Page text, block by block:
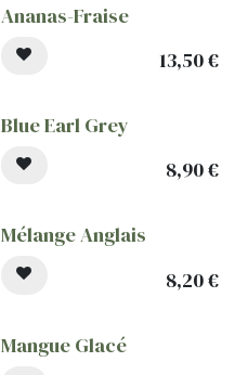
Ananas-Fraise
13,50€
Blue Earl Grey
8,90€
Mélange Anglais
8,20€
Mangue Glacé